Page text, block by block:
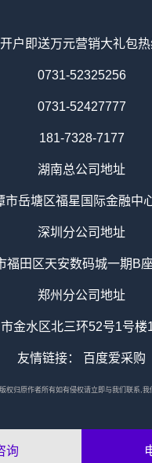
开户即送万元营销大礼包热
0731-52325256
0731-52427777
181-7328-7177
湖南总公司地址
市岳塘区福星国际金融中
深圳分公司地址
福田区天安数码城一期B
郑州分公司地址
金水区北三环52号1号楼
友情链接： 百度爱采购
权归原作者所有如有侵权请立即与我们联系,我
询